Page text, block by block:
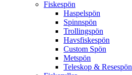
Fiskespön
Haspelspön
Spinnspön
Trollingspön
Havsfiskespön
Custom Spön
Metspön
Teleskop & Resespön